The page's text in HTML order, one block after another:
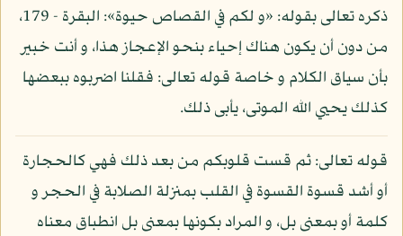
ذكره تعالى بقوله: «و لكم في القصاص حيوة»: البقرة - 179،
من دون أن يكون هناك إحياء بنحو الإعجاز هذا، و أنت خبير
بأن سياق الكلام و خاصة قوله تعالى: فقلنا اضربوه ببعضها
كذلك يحيي الله الموتى، يأبى ذلك.
قوله تعالى: ثم قست قلوبكم من بعد ذلك فهي كالحجارة
أو أشد قسوة القسوة في القلب بمنزلة الصلابة في الحجر و
كلمة أو بمعنى بل، و المراد بكونها بمعنى بل انطباق معناه